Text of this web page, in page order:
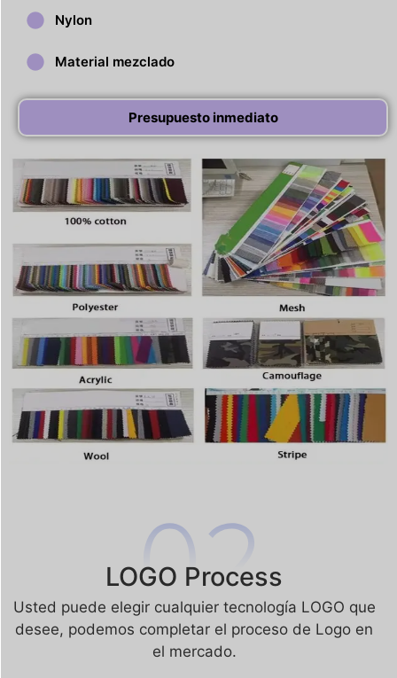
Nylon
Material mezclado
Presupuesto inmediato
LOGO Process
Usted puede elegir cualquier tecnología LOGO que
desee, podemos completar el proceso de Logo en
el mercado.